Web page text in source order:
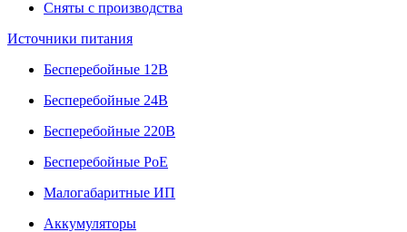
Сняты с производства
Источники питания
Бесперебойные 12В
Бесперебойные 24В
Бесперебойные 220В
Бесперебойные PoE
Малогабаритные ИП
Аккумуляторы